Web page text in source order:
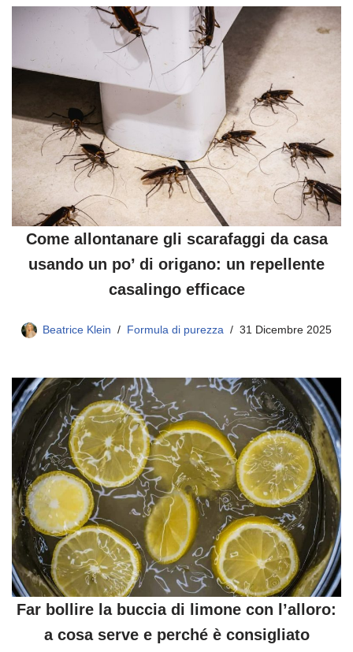
Come allontanare gli scarafaggi da casa
usando un po’ di origano: un repellente
casalingo efficace
Beatrice Klein Formula di purezza 31 Dicembre 2025
Far bollire la buccia di limone con l’alloro:
a cosa serve e perché è consigliato